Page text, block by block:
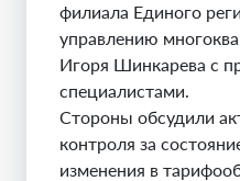
филиала Единого
управлению
Игоря Шинкарева с
специалистами.
Стороны обсудили
контроля за
изменения в